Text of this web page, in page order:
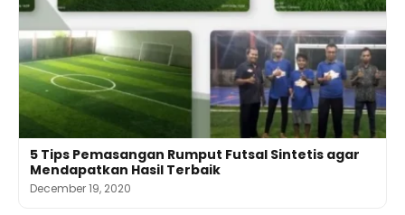
5 Tips Pemasangan Rumput Futsal Sintetis agar
Mendapatkan Hasil Terbaik
December 19, 2020